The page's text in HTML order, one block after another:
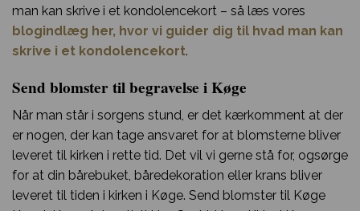
man kan skrive i et kondolencekort – så læs vores
blogindlæg her, hvor vi guider dig til hvad man kan
skrive i et kondolencekort.
Send blomster til begravelse i Køge
Når man står i sorgens stund, er det kærkomment at der
er nogen, der kan tage ansvaret for at blomsterne bliver
leveret til kirken i rette tid. Det vil vi gerne stå for, ogsørge
for at din bårebuket, båredekoration eller krans bliver
leveret til tiden i kirken i Køge. Send blomster til Køge